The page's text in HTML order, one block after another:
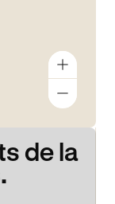
de la